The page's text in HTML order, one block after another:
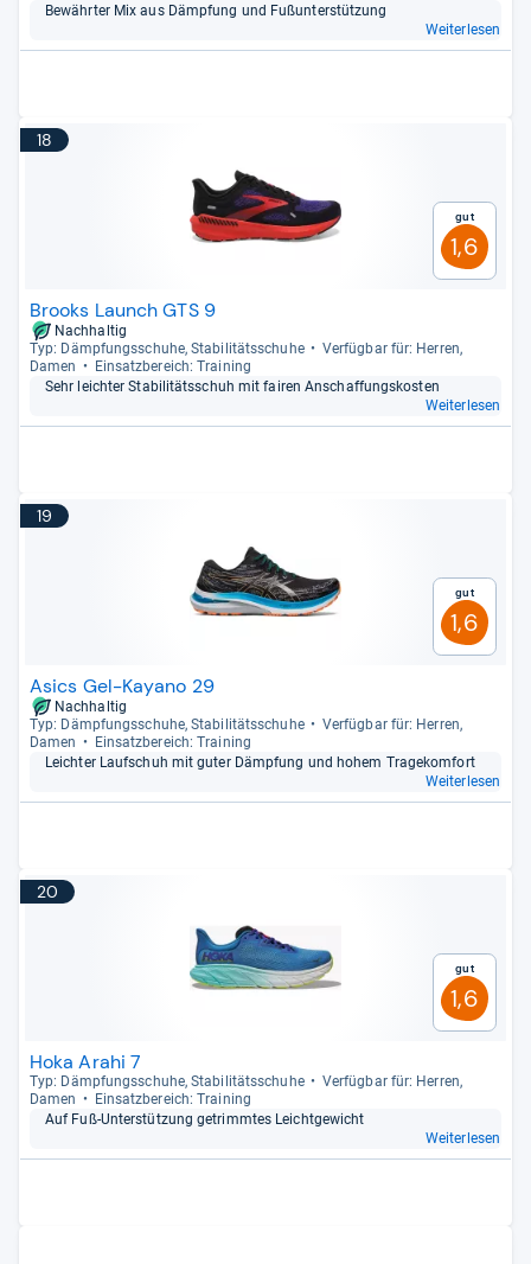
Bewähr­ter Mix aus Dämp­fung und Fußun­ter­stüt­zung
Weiterlesen
18
Gut
1,6
Brooks Launch GTS 9
Nachhaltig
Typ: Dämp­fungs­schuhe, Sta­bi­li­täts­schuhe
Ver­füg­bar für: Her­ren,
Damen
Ein­satz­be­reich: Trai­ning
Sehr leich­ter Sta­bi­li­täts­schuh mit fai­ren Anschaf­fungs­kos­ten
Weiterlesen
19
Gut
1,6
Asics Gel-Kayano 29
Nachhaltig
Typ: Dämp­fungs­schuhe, Sta­bi­li­täts­schuhe
Ver­füg­bar für: Her­ren,
Damen
Ein­satz­be­reich: Trai­ning
Leich­ter Lauf­schuh mit guter Dämp­fung und hohem Tra­ge­kom­fort
Weiterlesen
20
Gut
1,6
Hoka Arahi 7
Typ: Dämp­fungs­schuhe, Sta­bi­li­täts­schuhe
Ver­füg­bar für: Her­ren,
Damen
Ein­satz­be­reich: Trai­ning
Auf Fuß-​Unter­stüt­zung getrimm­tes Leicht­ge­wicht
Weiterlesen